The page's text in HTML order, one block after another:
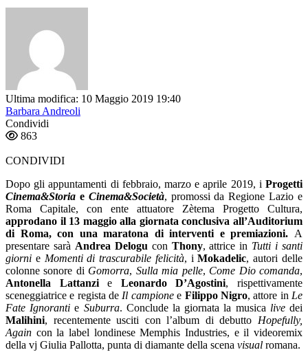
Ultima modifica: 10 Maggio 2019 19:40
Barbara Andreoli
Condividi
863
CONDIVIDI
Dopo gli appuntamenti di febbraio, marzo e aprile 2019, i Progetti
Cinema&Storia e Cinema&Società, promossi da Regione Lazio e
Roma Capitale, con ente attuatore Zètema Progetto Cultura,
approdano il 13 maggio alla giornata conclusiva all’Auditorium
di Roma, con una maratona di interventi e premiazioni. A
presentare sarà Andrea Delogu con Thony, attrice in Tutti i santi
giorni e Momenti di trascurabile felicità, iMokadelic, autori delle
colonne sonore di Gomorra, Sulla mia pelle, Come Dio comanda,
Antonella Lattanzie Leonardo D’Agostini, rispettivamente
sceneggiatrice e regista de Il campionee Filippo Nigro, attore in Le
Fate Ignoranti e Suburra. Conclude la giornata la musica livedei
Malihini, recentemente usciti con l’album di debutto Hopefully,
Again con la label londinese Memphis Industries, e il videoremix
della vj Giulia Pallotta, punta di diamante della scena visual romana.